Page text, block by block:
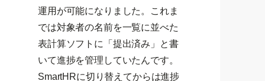
運用が可能になりました。これま
では対象者の名前を一覧に並べた
表計算ソフトに「提出済み」と書
いて進捗を管理していたんです。
SmartHRに切り替えてからは進捗